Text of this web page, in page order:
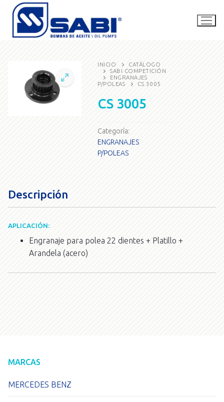
contenido
La empresa
Catálogo
INICIO
CATÁLOGO
SABI COMPETICIÓN
ENGRANAJES
P/POLEAS
CS 3005
CS 3005
Categoría:
ENGRANAJES
P/POLEAS
Descripción
APLICACIÓN:
Engranaje para polea 22 dientes + Platillo +
Arandela (acero)
MARCAS
MERCEDES BENZ